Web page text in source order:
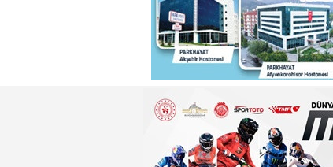
22:37 - Kentsel
22:29 - Adnan Başkan'dan
22:26 - Badak ,Enver
22:21 - Yeniden Refah
23:08 - PARKHAYAT